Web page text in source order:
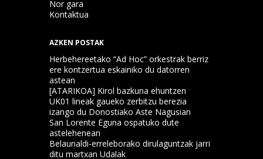
Nor gara
Kontaktua
AZKEN POSTAK
Herbehereetako “Ad Hoc” orkestrak berriz
ere kontzertua eskainiko du datorren
astean
[ATARIKOA] Kirol bazkuna ehuntzen
UK01 lineak gaueko zerbitzu berezia
izango du Donostiako Aste Nagusian
San Lorente Eguna ospatuko dute
astelehenean
Belaunaldi-erreleborako dirulaguntzak jarri
ditu martxan Udalak